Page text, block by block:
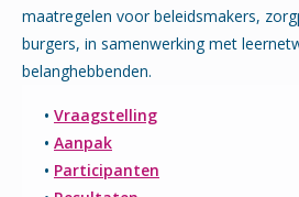
maatregelen voor beleidsmakers,
burgers, in samenwerking met
belanghebbenden.
• Vraagstelling
• Aanpak
• Participanten